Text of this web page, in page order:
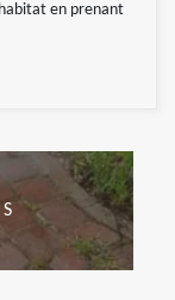
en prenant